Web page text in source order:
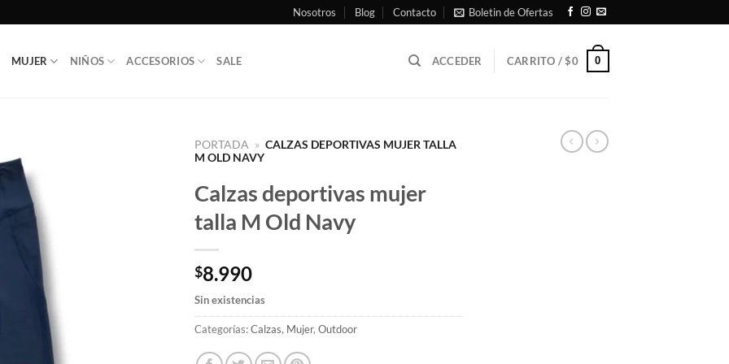
Nosotros Blog Contacto Boletin de Ofertas
MUJER NIÑOS ACCESORIOS SALE ACCEDER CARRITO /$0 0
PORTADA » CALZAS DEPORTIVAS MUJER TALLA
M OLD NAVY
Calzas deportivas mujer
talla M Old Navy
$8.990
Sin existencias
Categorías:Calzas, Mujer, Outdoor